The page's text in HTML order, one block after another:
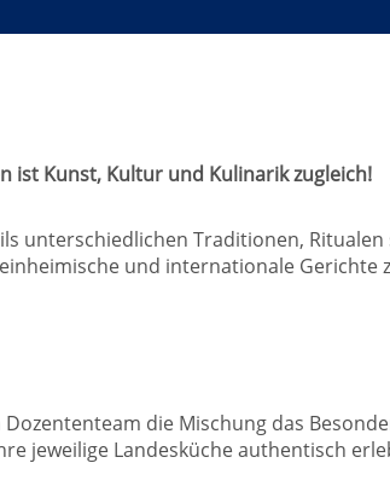
ist Kunst, Kultur und Kulinarik zugleich!
unterschiedlichen Traditionen,
und internationale Gerichte
die Mischung das
jeweilige Landesküche authentisch